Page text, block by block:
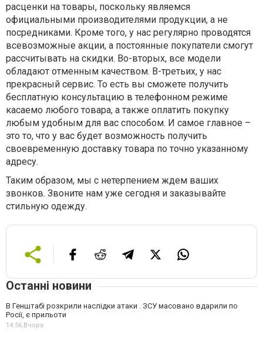
расценки на товары, поскольку являемся
официальными производителями продукции, а не
посредниками. Кроме того, у нас регулярно проводятся
всевозможные акции, а постоянные покупатели смогут
рассчитывать на скидки. Во-вторых, все модели
обладают отменным качеством. В-третьих, у нас
прекрасный сервис. То есть вы сможете получить
бесплатную консультацию в телефонном режиме
касаемо любого товара, а также оплатить покупку
любым удобным для вас способом. И самое главное –
это то, что у вас будет возможность получить
своевременную доставку товара по точно указанному
адресу.
Таким образом, мы с нетерпением ждем ваших
звонков. Звоните нам уже сегодня и заказывайте
стильную одежду.
Останні новини
В Генштабі розкрили наслідки атаки . ЗСУ масовано вдарили по
Росії, є прильоти
14:56,Вчора